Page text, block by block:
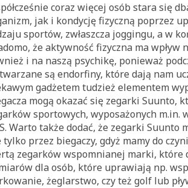
coraz więcej osób stara się
jak i kondycję fizyczną poprzez
sportów, zwłaszcza joggingu, a w
że aktywność fizyczna ma wpływ
i na naszą psychikę, ponieważ
są endorfiny, które dają nam
gadżetem tudzież elementem
mogą okazać się zegarki Suunto,
sportowych, wyposażonych m.in.
Warto także dodać, że zegarki Suunto
tylko przez biegaczy, gdyż mamy do
zegarków wspomnianej marki, które
dla osób, które uprawiają np.
żeglarstwo, czy też golf lub